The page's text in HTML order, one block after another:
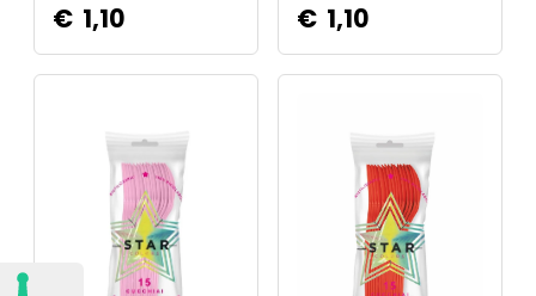
€ 1,10 € 1,10